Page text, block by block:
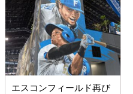
エスコンフィールド再び